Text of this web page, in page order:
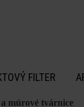
FILTER
múrové tvárnice